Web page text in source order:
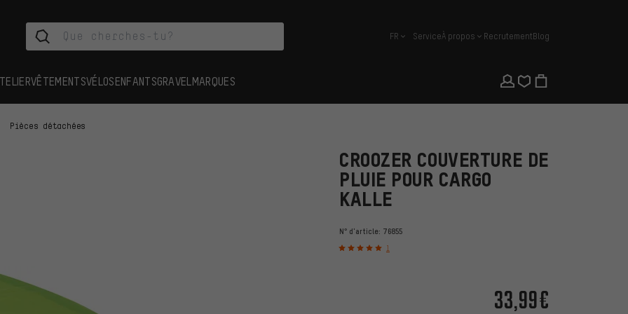
français
FR ServiceÀ propos RecrutementBlog
VÊTEMENTSVÉLOSENFANTSGRAVEL MARQUES
Pièces détachées
CROOZER COUVERTURE DE
PLUIE POUR CARGO
KALLE
N° d'article: 76855
1
33,99€